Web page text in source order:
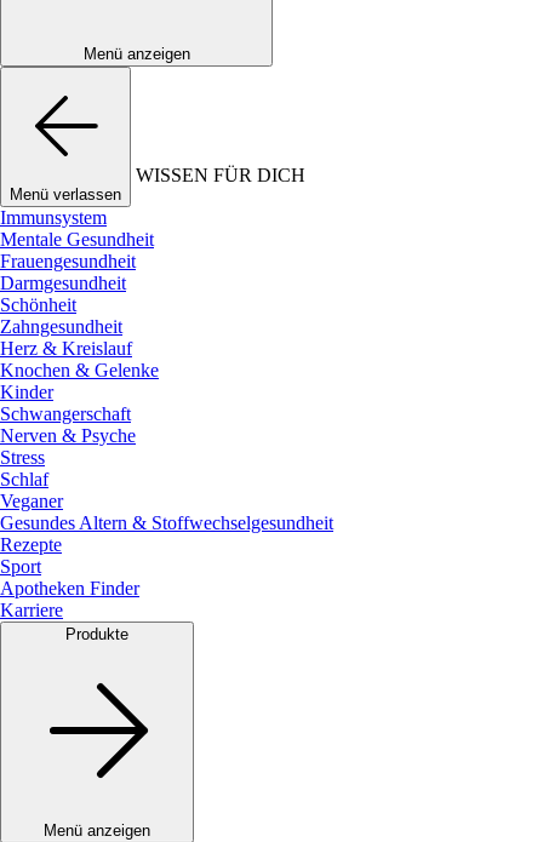
Menü anzeigen
Menü verlassen
WISSEN FÜR DICH
Immunsystem
Mentale Gesundheit
Frauengesundheit
Darmgesundheit
Schönheit
Zahngesundheit
Herz & Kreislauf
Knochen & Gelenke
Kinder
Schwangerschaft
Nerven & Psyche
Stress
Schlaf
Veganer
Gesundes Altern & Stoffwechselgesundheit
Rezepte
Sport
Apotheken Finder
Karriere
Produkte
Menü anzeigen